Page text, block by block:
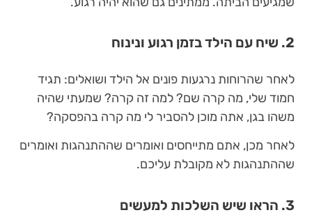
2. שיח עם הילד בזמן רגוע ונינוח
לאחר שהרוחות נרגעות פונים אל הילד ושואלים: תגיד
חמוד שלי, מה קרה שם? למה זה קרה? שמעתי שהיה
משהו בגן, אתה מוכן להסביר לי מה קרה בהפסקה?
לאחר מכן, אתם מתייחסים ואומרים שההתנהגות ואומרים
שההתנהגות לא מקובלת עליכם.
3. הראו שיש השלכות למעשים